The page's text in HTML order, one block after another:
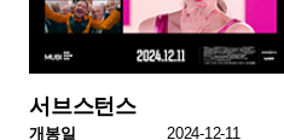
한국 오컬트 애니메이션으로서 눈
2위는 영국영화 <서브스턴스>다.
이 작품은 현대사회의 외모 지상
F 스릴러로, 주연 배우 데미 무어
주목받고 있다. 한 주간 3억 원의